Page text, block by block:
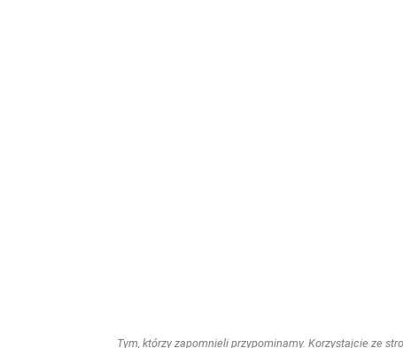
Tym, którzy zapomnieli przypominamy. Korzystajcie ze